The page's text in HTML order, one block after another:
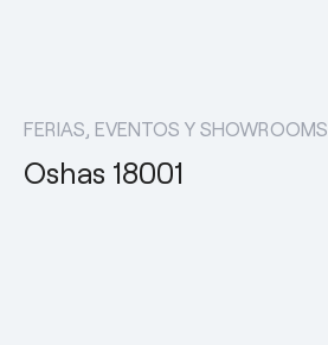
FERIAS, EVENTOS Y SHOWROOMS
Oshas 18001